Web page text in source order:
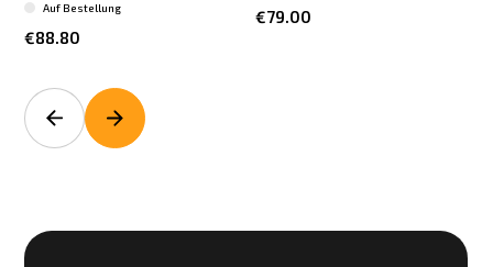
€88.80
Auf Bestellung €79.00